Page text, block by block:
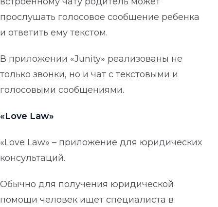
прослушать голосовое сообщение ребенка
и ответить ему текстом.
В приложении «Junity» реализованы не
только звонки, но и чат с текстовыми и
голосовыми сообщениями.
«Love Law»
«Love Law» – приложение для юридических
консультаций.
Обычно для получения юридической
помощи человек ищет специалиста в